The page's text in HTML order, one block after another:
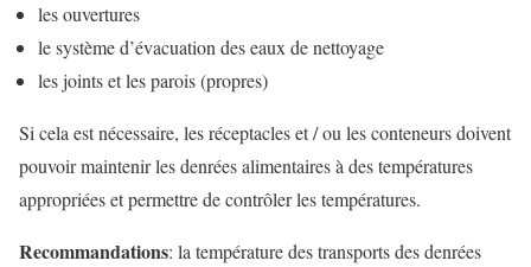
les ouvertures
le système d’évacuation des eaux de nettoyage
les joints et les parois (propres)
Si cela est nécessaire, les réceptacles et / ou les conteneurs doivent
pouvoir maintenir les denrées alimentaires à des températures
appropriées et permettre de contrôler les températures.
Recommandations: la température des transports des denrées